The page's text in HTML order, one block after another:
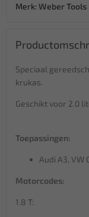
Merk: Weber Tools
Speciaal
krukas.
Geschikt voor 2.0
Toepassingen:
Audi A3, VW
Motorcodes:
1.8 T: